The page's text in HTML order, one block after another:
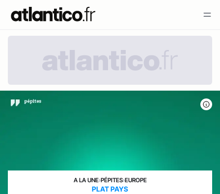
A LA UNE›PÉPITES›EUROPE
PLAT PAYS